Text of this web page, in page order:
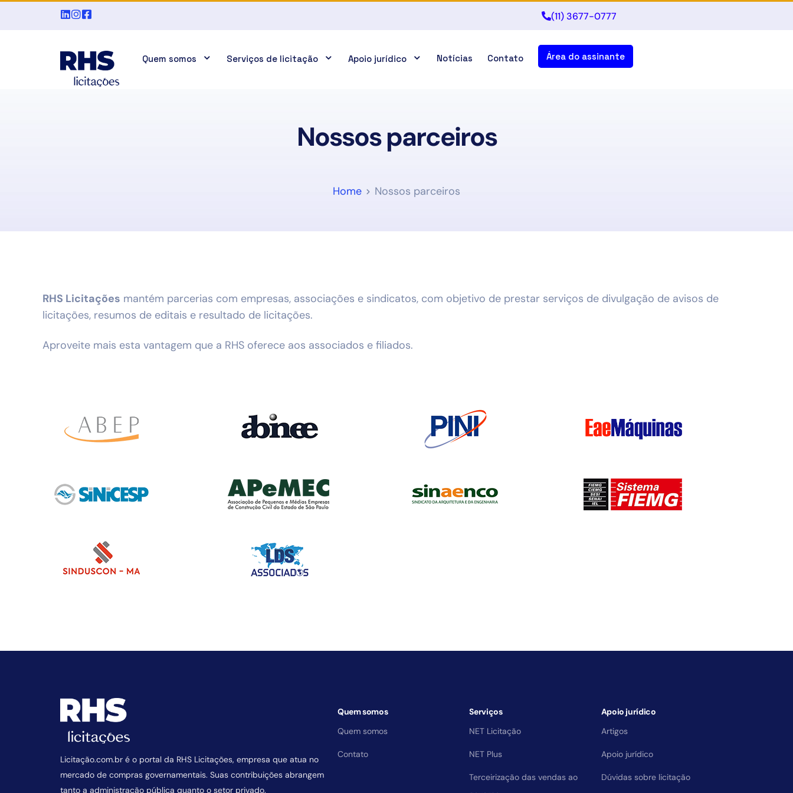
(11) 3677-0777
Quem somos Serviços de licitação Apoio jurídico Notícias Contato Área do assinante
Nossos parceiros
Home Nossos parceiros
RHS Licitações mantém parcerias com empresas, associações e sindicatos, com objetivo de prestar serviços de divulgação de avisos de
licitações, resumos de editais e resultado de licitações.
Aproveite mais esta vantagem que a RHS oferece aos associados e filiados.
Licitação.com.br é o portal da RHS Licitações, empresa que atua no
mercado de compras governamentais. Suas contribuições abrangem
tanto a administração pública quanto o setor privado.
Quem somos
Quem somos
Contato
Serviços
NET Licitação
NET Plus
Terceirização das vendas ao
Apoio jurídico
Artigos
Apoio jurídico
Dúvidas sobre licitação